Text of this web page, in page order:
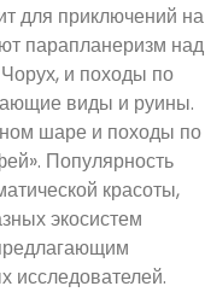
для приключений на
парапланеризм над
и походы по
виды и руины.
шаре и походы по
Популярность
красоты,
экосистем
исследователей.